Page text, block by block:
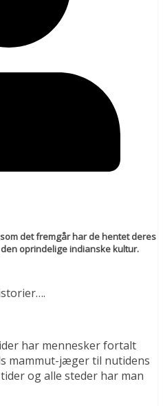
det fremgår har de hentet deres
oprindelige indianske kultur.
har mennesker fortalt
mammut-jæger til nutidens
og alle steder har man